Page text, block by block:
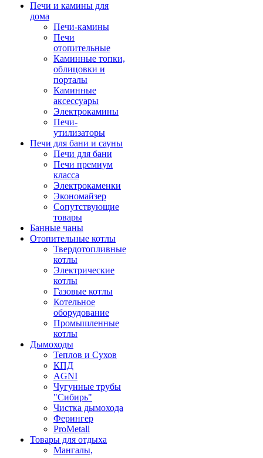
Печи и камины для
дома
Печи-камины
Печи
отопительные
Каминные топки,
облицовки и
порталы
Каминные
аксессуары
Электрокамины
Печи-
утилизаторы
Печи для бани и сауны
Печи для бани
Печи премиум
класса
Электрокаменки
Экономайзер
Сопутствующие
товары
Банные чаны
Отопительные котлы
Твердотопливные
котлы
Электрические
котлы
Газовые котлы
Котельное
оборудование
Промышленные
котлы
Дымоходы
Теплов и Сухов
КПД
AGNI
Чугунные трубы
"Сибирь"
Чистка дымохода
Ферингер
ProMetall
Товары для отдыха
Мангалы,